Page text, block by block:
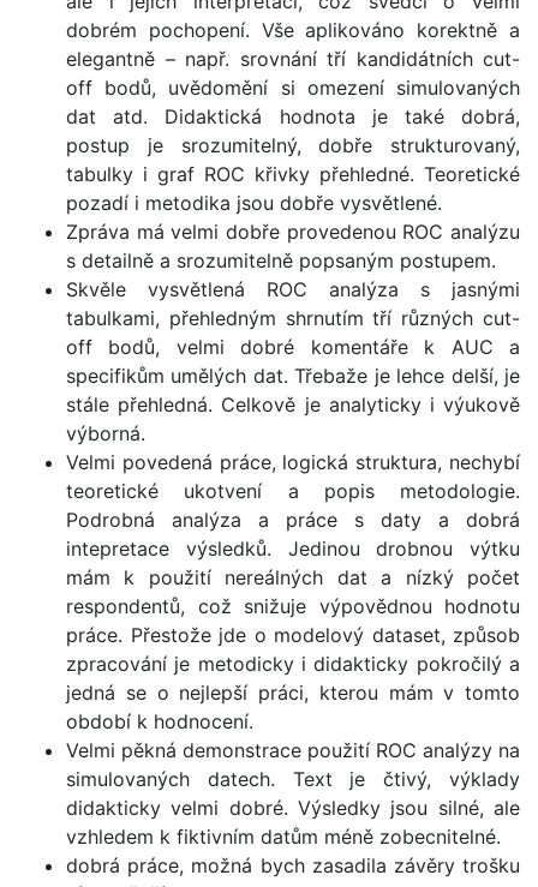
dobrém pochopení. Vše aplikováno korektně a
elegantně – např. srovnání tří kandidátních cut-
off bodů, uvědomění si omezení simulovaných
dat atd. Didaktická hodnota je také dobrá,
postup je srozumitelný, dobře strukturovaný,
tabulky i graf ROC křivky přehledné. Teoretické
pozadí i metodika jsou dobře vysvětlené.
Zpráva má velmi dobře provedenou ROC analýzu
s detailně a srozumitelně popsaným postupem.
Skvěle vysvětlená ROC analýza s jasnými
tabulkami, přehledným shrnutím tří různých cut-
off bodů, velmi dobré komentáře k AUC a
specifikům umělých dat. Třebaže je lehce delší, je
stále přehledná. Celkově je analyticky i výukově
výborná.
Velmi povedená práce, logická struktura, nechybí
teoretické ukotvení a popis metodologie.
Podrobná analýza a práce s daty a dobrá
intepretace výsledků. Jedinou drobnou výtku
mám k použití nereálných dat a nízký počet
respondentů, což snižuje výpovědnou hodnotu
práce. Přestože jde o modelový dataset, způsob
zpracování je metodicky i didakticky pokročilý a
jedná se o nejlepší práci, kterou mám v tomto
období k hodnocení.
Velmi pěkná demonstrace použití ROC analýzy na
simulovaných datech. Text je čtivý, výklady
didakticky velmi dobré. Výsledky jsou silné, ale
vzhledem k fiktivním datům méně zobecnitelné.
dobrá práce, možná bych zasadila závěry trošku